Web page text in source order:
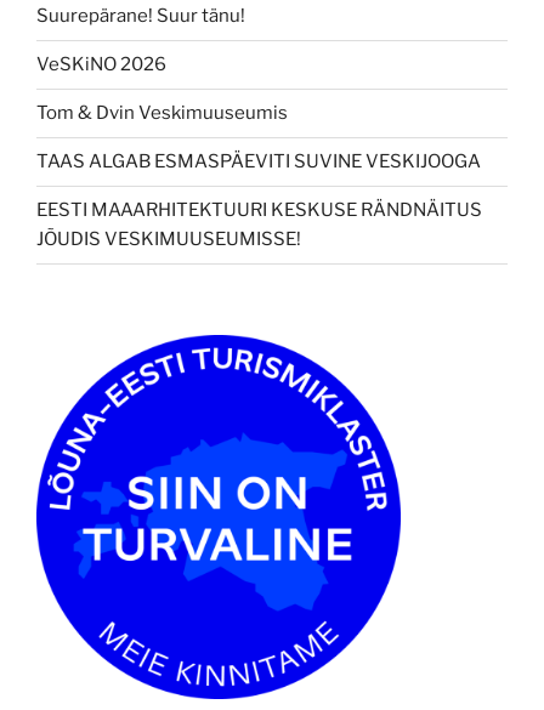
Suurepärane! Suur tänu!
VeSKiNO 2026
Tom & Dvin Veskimuuseumis
TAAS ALGAB ESMASPÄEVITI SUVINE VESKIJOOGA
EESTI MAAARHITEKTUURI KESKUSE RÄNDNÄITUS
JÕUDIS VESKIMUUSEUMISSE!